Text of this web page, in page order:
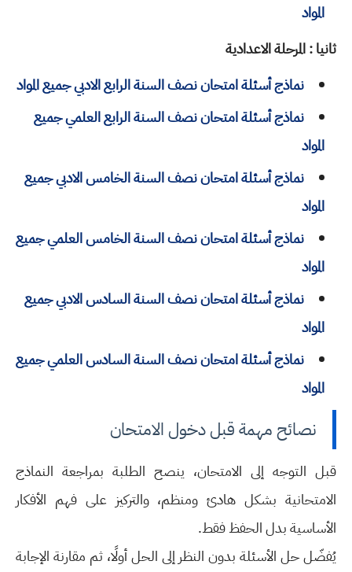
المواد
ثانيا : المرحلة الاعدادية
نماذج أسئلة امتحان نصف السنة الرابع الادبي جميع المواد
نماذج أسئلة امتحان نصف السنة الرابع العلمي جميع
المواد
نماذج أسئلة امتحان نصف السنة الخامس الادبي جميع
المواد
نماذج أسئلة امتحان نصف السنة الخامس العلمي جميع
المواد
نماذج أسئلة امتحان نصف السنة السادس الادبي جميع
المواد
نماذج أسئلة امتحان نصف السنة السادس العلمي جميع
المواد
نصائح مهمة قبل دخول الامتحان
قبل التوجه إلى الامتحان، ينصح الطلبة بمراجعة النماذج
الامتحانية بشكل هادئ ومنظم، والتركيز على فهم الأفكار
الأساسية بدل الحفظ فقط.
يُفضّل حل الأسئلة بدون النظر إلى الحل أولًا، ثم مقارنة الإجابة